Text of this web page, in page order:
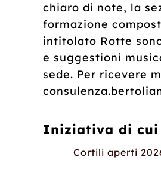
chiaro di note, la
formazione
intitolato Rotte
e suggestioni
sede. Per ricevere
Iniziativa di cui
Cortili aperti